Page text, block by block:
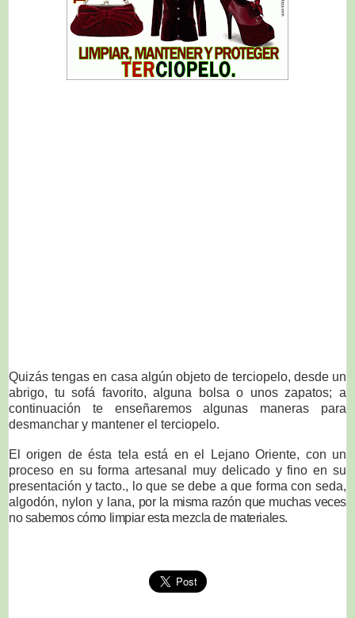
Quizás tengas en casa algún objeto de terciopelo, desde un
abrigo, tu sofá favorito, alguna bolsa o unos zapatos; a
continuación te enseñaremos algunas maneras para
desmanchar y mantener el terciopelo.
El origen de ésta tela está en el Lejano Oriente, con un
proceso en su forma artesanal muy delicado y fino en su
presentación y tacto., lo que se debe a que forma con seda,
algodón, nylon y lana, por la misma razón que muchas veces
no sabemos cómo limpiar esta mezcla de materiales.